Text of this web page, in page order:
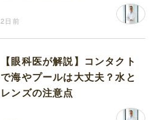
2日前
【眼科医が解説】コンタクト
で海やプールは大丈夫？水と
レンズの注意点